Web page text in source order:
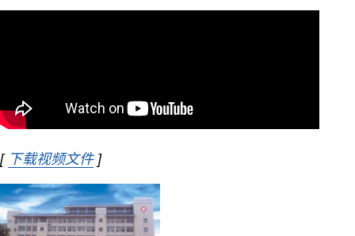
[ 下载视频文件Opens in new window
]